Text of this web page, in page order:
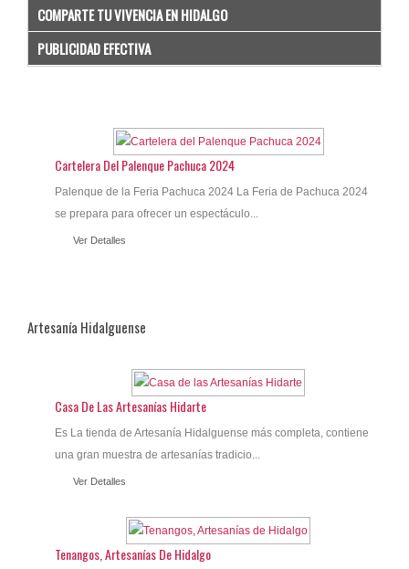
COMPARTE TU VIVENCIA EN HIDALGO
PUBLICIDAD EFECTIVA
Cartelera Del Palenque Pachuca 2024
Palenque de la Feria Pachuca 2024 La Feria de Pachuca 2024
se prepara para ofrecer un espectáculo...
Ver Detalles
Artesanía Hidalguense
Casa De Las Artesanías Hidarte
Es La tienda de Artesanía Hidalguense más completa, contiene
una gran muestra de artesanías tradicio...
Ver Detalles
Tenangos, Artesanías De Hidalgo